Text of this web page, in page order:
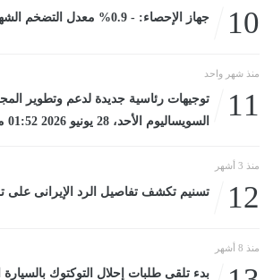
10 جهاز الإحصاء: - 0.9% معدل التضخم الشهرى لشهر يونيو 2026
منذ شهر واحد
11
توجيهات رئاسية جديدة لدعم وتطوير
السويساليوم الأحد، 28 يونيو 2026 01:52 مـ
منذ 3 أشهر
12 تسنيم تكشف تفاصيل الرد الإيرانى
منذ 8 أشهر